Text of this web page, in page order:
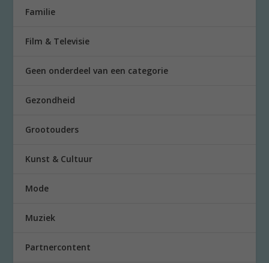
Familie
Film & Televisie
Geen onderdeel van een categorie
Gezondheid
Grootouders
Kunst & Cultuur
Mode
Muziek
Partnercontent